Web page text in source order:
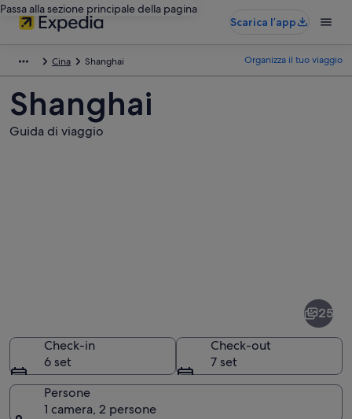
Passa alla sezione principale della pagina
Scarica l’app
Cina Shanghai Organizza il tuo viaggio
Shanghai
Guida di viaggio
25
Check-in
6 set
Check-out
7 set
Persone
1 camera, 2 persone